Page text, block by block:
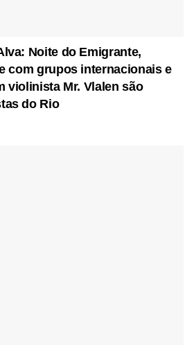
Noite do Emigrante,
com grupos internacionais e
violinista Mr. Vlalen são
do Rio